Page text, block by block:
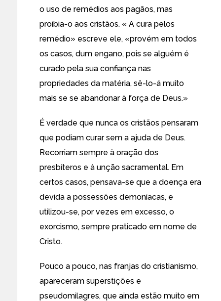
o uso de remédios aos pagãos, mas
proibia-o aos cristãos. « A cura pelos
remédio» escreve ele, «provém em todos
os casos, dum engano, pois se alguém é
curado pela sua confiança nas
propriedades da matéria, sê-lo-á muito
mais se se abandonar à força de Deus.»
É verdade que nunca os cristãos pensaram
que podiam curar sem a ajuda de Deus.
Recorriam sempre à oração dos
presbíteros e à unção sacramental. Em
certos casos, pensava-se que a doença era
devida a possessões demoníacas, e
utilizou-se, por vezes em excesso, o
exorcismo, sempre praticado em nome de
Cristo.
Pouco a pouco, nas franjas do cristianismo,
apareceram superstições e
pseudomilagres, que ainda estão muito em